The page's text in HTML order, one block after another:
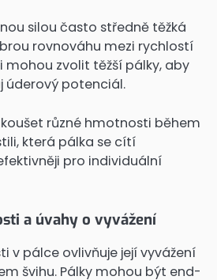
silou často středně těžká
rovnováhu mezi rychlostí
mohou zvolit těžší pálky, aby
úderový potenciál.
různé hmotnosti během
která pálka se cítí
pro individuální
a úvahy o vyvážení
v pálce ovlivňuje její vyvážení
švihu. Pálky mohou být end-